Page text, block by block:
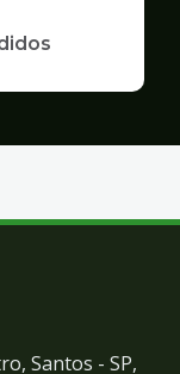
Santos - SP,